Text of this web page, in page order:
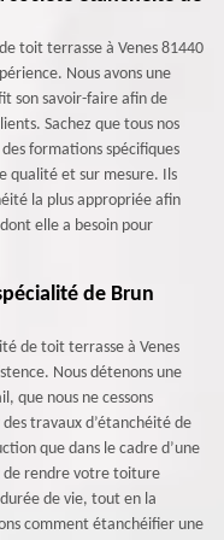
toit terrasse à Venes 81440
Nous avons une
son savoir-faire afin de
Sachez que tous nos
formations spécifiques
qualité et sur mesure. Ils
la plus appropriée afin
elle a besoin pour
de Brun
de toit terrasse à Venes
Nous détenons une
que nous ne cessons
travaux d’étanchéité de
que dans le cadre d’une
de rendre votre toiture
de vie, tout en la
comment étanchéifier une